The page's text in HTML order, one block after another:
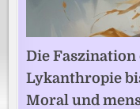
Die Faszination
Lykanthropie
Moral und